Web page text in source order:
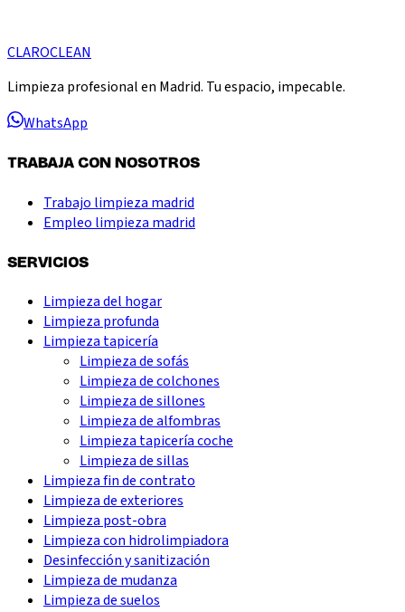
CLAROCLEAN
Limpieza profesional en Madrid. Tu espacio, impecable.
WhatsApp
TRABAJA CON NOSOTROS
Trabajo limpieza madrid
Empleo limpieza madrid
SERVICIOS
Limpieza del hogar
Limpieza profunda
Limpieza tapicería
Limpieza de sofás
Limpieza de colchones
Limpieza de sillones
Limpieza de alfombras
Limpieza tapicería coche
Limpieza de sillas
Limpieza fin de contrato
Limpieza de exteriores
Limpieza post-obra
Limpieza con hidrolimpiadora
Desinfección y sanitización
Limpieza de mudanza
Limpieza de suelos